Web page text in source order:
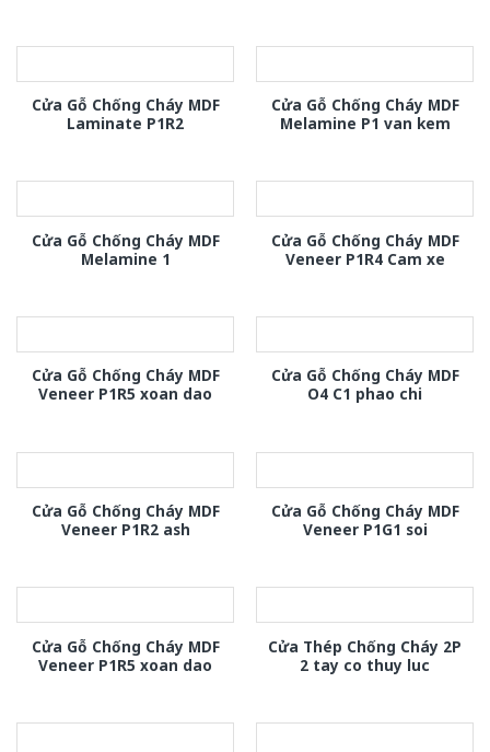
Cửa Gỗ Chống Cháy MDF
Laminate P1R2
Cửa Gỗ Chống Cháy MDF
Melamine P1 van kem
Cửa Gỗ Chống Cháy MDF
Melamine 1
Cửa Gỗ Chống Cháy MDF
Veneer P1R4 Cam xe
Cửa Gỗ Chống Cháy MDF
Veneer P1R5 xoan dao
Cửa Gỗ Chống Cháy MDF
O4 C1 phao chi
Cửa Gỗ Chống Cháy MDF
Veneer P1R2 ash
Cửa Gỗ Chống Cháy MDF
Veneer P1G1 soi
Cửa Gỗ Chống Cháy MDF
Veneer P1R5 xoan dao
Cửa Thép Chống Cháy 2P
2 tay co thuy luc